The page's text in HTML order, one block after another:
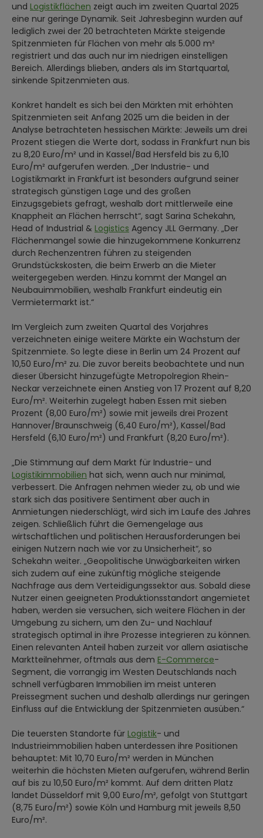
und Logistikflächen zeigt auch im zweiten Quartal 2025
eine nur geringe Dynamik. Seit Jahresbeginn wurden auf
lediglich zwei der 20 betrachteten Märkte steigende
Spitzenmieten für Flächen von mehr als 5.000 m²
registriert und das auch nur im niedrigen einstelligen
Bereich. Allerdings blieben, anders als im Startquartal,
sinkende Spitzenmieten aus.
Konkret handelt es sich bei den Märkten mit erhöhten
Spitzenmieten seit Anfang 2025 um die beiden in der
Analyse betrachteten hessischen Märkte: Jeweils um drei
Prozent stiegen die Werte dort, sodass in Frankfurt nun bis
zu 8,20 Euro/m² und in Kassel/Bad Hersfeld bis zu 6,10
Euro/m² aufgerufen werden. „Der Industrie- und
Logistikmarkt in Frankfurt ist besonders aufgrund seiner
strategisch günstigen Lage und des großen
Einzugsgebiets gefragt, weshalb dort mittlerweile eine
Knappheit an Flächen herrscht“, sagt Sarina Schekahn,
Head of Industrial & Logistics Agency JLL Germany. „Der
Flächenmangel sowie die hinzugekommene Konkurrenz
durch Rechenzentren führen zu steigenden
Grundstückskosten, die beim Erwerb an die Mieter
weitergegeben werden. Hinzu kommt der Mangel an
Neubauimmobilien, weshalb Frankfurt eindeutig ein
Vermietermarkt ist.“
Im Vergleich zum zweiten Quartal des Vorjahres
verzeichneten einige weitere Märkte ein Wachstum der
Spitzenmiete. So legte diese in Berlin um 24 Prozent auf
10,50 Euro/m² zu. Die zuvor bereits beobachtete und nun
dieser Übersicht hinzugefügte Metropolregion Rhein-
Neckar verzeichnete einen Anstieg von 17 Prozent auf 8,20
Euro/m². Weiterhin zugelegt haben Essen mit sieben
Prozent (8,00 Euro/m²) sowie mit jeweils drei Prozent
Hannover/Braunschweig (6,40 Euro/m²), Kassel/Bad
Hersfeld (6,10 Euro/m²) und Frankfurt (8,20 Euro/m²).
„Die Stimmung auf dem Markt für Industrie- und
Logistikimmobilien hat sich, wenn auch nur minimal,
verbessert. Die Anfragen nehmen wieder zu, ob und wie
stark sich das positivere Sentiment aber auch in
Anmietungen niederschlägt, wird sich im Laufe des Jahres
zeigen. Schließlich führt die Gemengelage aus
wirtschaftlichen und politischen Herausforderungen bei
einigen Nutzern nach wie vor zu Unsicherheit“, so
Schekahn weiter. „Geopolitische Unwägbarkeiten wirken
sich zudem auf eine zukünftig mögliche steigende
Nachfrage aus dem Verteidigungssektor aus. Sobald diese
Nutzer einen geeigneten Produktionsstandort angemietet
haben, werden sie versuchen, sich weitere Flächen in der
Umgebung zu sichern, um den Zu- und Nachlauf
strategisch optimal in ihre Prozesse integrieren zu können.
Einen relevanten Anteil haben zurzeit vor allem asiatische
Marktteilnehmer, oftmals aus dem E-Commerce-
Segment, die vorrangig im Westen Deutschlands nach
schnell verfügbaren Immobilien im meist unteren
Preissegment suchen und deshalb allerdings nur geringen
Einfluss auf die Entwicklung der Spitzenmieten ausüben.“
Die teuersten Standorte für Logistik- und
Industrieimmobilien haben unterdessen ihre Positionen
behauptet: Mit 10,70 Euro/m² werden in München
weiterhin die höchsten Mieten aufgerufen, während Berlin
auf bis zu 10,50 Euro/m² kommt. Auf dem dritten Platz
landet Düsseldorf mit 9,00 Euro/m², gefolgt von Stuttgart
(8,75 Euro/m²) sowie Köln und Hamburg mit jeweils 8,50
Euro/m².